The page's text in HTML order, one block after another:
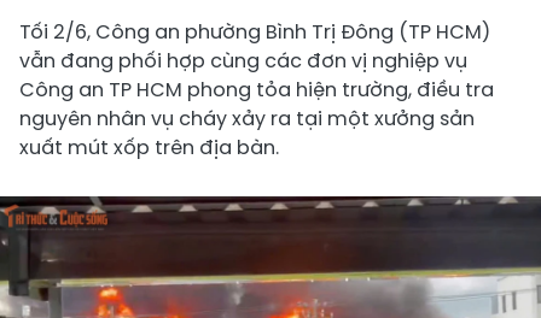
Tối 2/6, Công an phường Bình Trị Đông (TP HCM)
vẫn đang phối hợp cùng các đơn vị nghiệp vụ
Công an TP HCM phong tỏa hiện trường, điều tra
nguyên nhân vụ cháy xảy ra tại một xưởng sản
xuất mút xốp trên địa bàn.